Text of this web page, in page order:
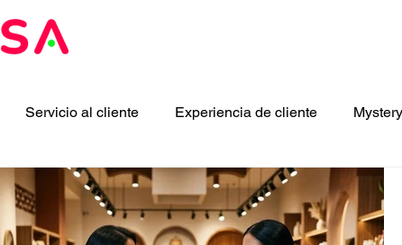
Servicio al cliente Experiencia de cliente
Benchmarking Omnicanalidad Reconocimientos